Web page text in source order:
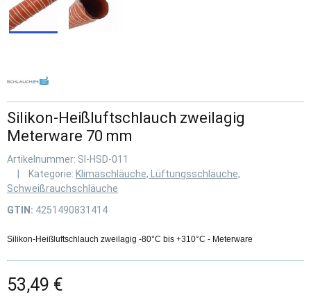
Silikon-Heißluftschlauch zweilagig
Meterware 70 mm
Artikelnummer: SI-HSD-011
Kategorie: Klimaschläuche, Lüftungsschläuche,
Schweißrauchschläuche
GTIN: 4251490831414
Silikon-Heißluftschlauch zweilagig -80°C bis +310°C - Meterware
53,49 €